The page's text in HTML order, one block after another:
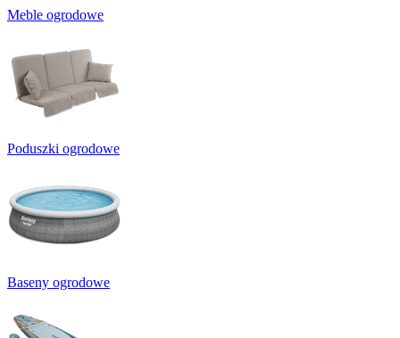
Meble ogrodowe
Poduszki ogrodowe
Baseny ogrodowe